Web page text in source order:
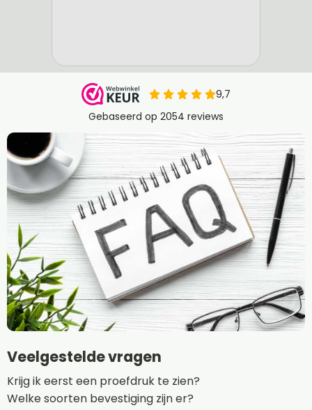
Veelgestelde vragen
Krijg ik eerst een proefdruk te zien?
Welke soorten bevestiging zijn er?